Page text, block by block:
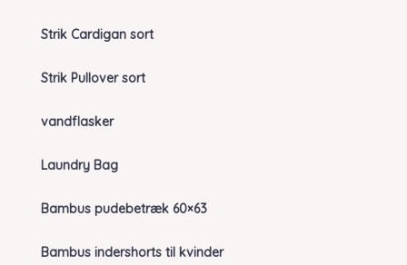
Strik Cardigan sort
Strik Pullover sort
vandflasker
Laundry Bag
Bambus pudebetræk 60×63
Bambus indershorts til kvinder